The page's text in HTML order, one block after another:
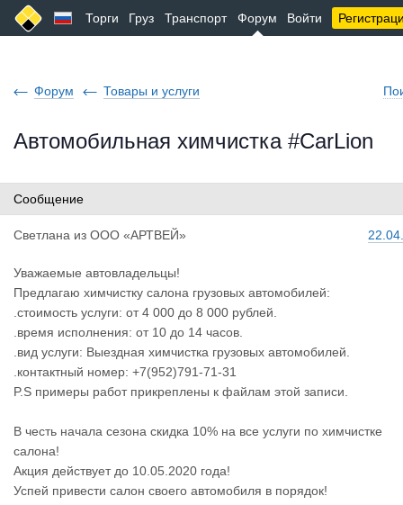
Торги Груз Транспорт Форум Войти
Форум Товары и услуги
Автомобильная химчистка #CarLion
Сообщение
Светлана из ООО «АРТВЕЙ»
Уважаемые автовладельцы!
Предлагаю химчистку салона грузовых автомобилей:
.стоимость услуги: от 4 000 до 8 000 рублей.
.время исполнения: от 10 до 14 часов.
.вид услуги: Выездная химчистка грузовых автомобилей.
.контактный номер: +7(952)791-71-31
P.S примеры работ прикреплены к файлам этой записи.
В честь начала сезона скидка 10% на все услуги по химчистке
салона!
Акция действует до 10.05.2020 года!
Успей привести салон своего автомобиля в порядок!